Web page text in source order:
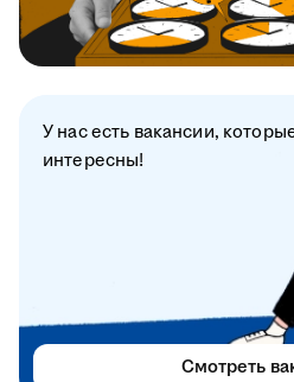
У нас есть вакансии,
интересны!
Смотреть